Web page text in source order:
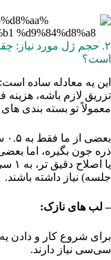
۲. حجم ژل مورد نیاز:
است؟
این یه معادله ساده
تزریق لازم باشه،
معمولاً تو بسته‌ بندی‌
ذره جون بگیره، اما
یا
جلسه) نیاز داشته باشند.
– لب‌ های نازک:
سی‌سی نیاز دارند.